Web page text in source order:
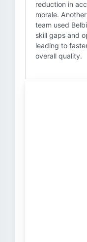
reduction in
morale.
team used
skill gaps and
leading to
overall quality.